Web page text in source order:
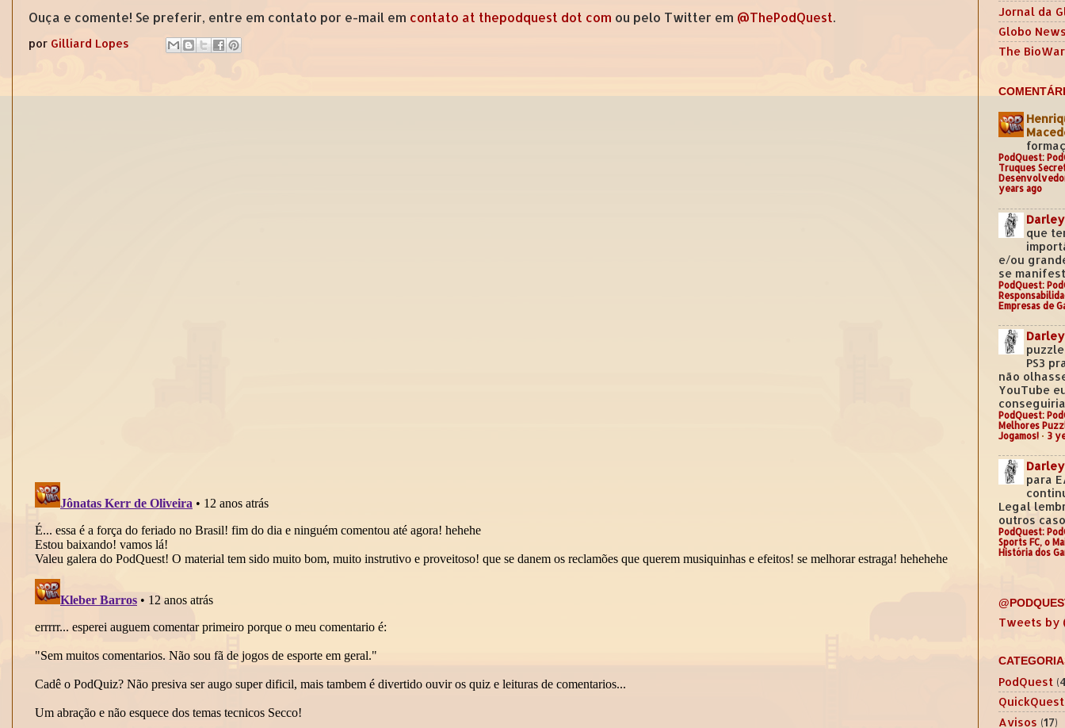
Ouça e comente! Se preferir, entre em contato por e-mail em contato at thepodquest dot com ou pelo Twitter em @ThePodQuest.
por Gilliard Lopes
Jornal da
Globo
The
PodQuest:
Truques
years ago
que
e/ou
se
PodQuest:
Empresas de
PS3
não
YouTube
PodQuest:
Melhores
Jogamos! · 3
para
Legal
outros
PodQuest:
Sports FC, o
História dos
Tweets by
PodQuest
QuickQuest
Avisos (17)